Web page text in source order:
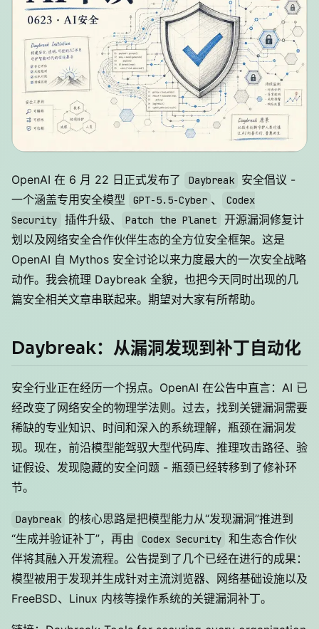
OpenAI 在 6 月 22 日正式发布了 Daybreak
安全倡议 -
一个涵盖专用安全模型
GPT-5.5-Cyber 、
Codex
Security
插件升级、 Patch the Planet
开源漏洞修复计
划以及网络安全合作伙伴生态的全方位安全框架。这是
OpenAI 自 Mythos 安全讨论以来力度最大的一次安全战略
动作。我会梳理 Daybreak 全貌，也把今天同时出现的几
篇安全相关文章串联起来。期望对大家有所帮助。
Daybreak：从漏洞发现到补丁自动化
安全行业正在经历一个拐点。OpenAI 在公告中直言：AI 已
经改变了网络安全的物理学法则。过去，找到关键漏洞需要
稀缺的专业知识、时间和深入的系统理解，瓶颈在漏洞发
现。现在，前沿模型能驾驭大型代码库、推理攻击路径、验
证假设、发现隐藏的安全问题 - 瓶颈已经转移到了修补环
节。
Daybreak
的核心思路是把模型能力从“发现漏洞”推进到
“生成并验证补丁”，再由
Codex Security 和生态合作伙
伴将其融入开发流程。公告提到了几个已经在进行的成果：
模型被用于发现并生成针对主流浏览器、网络基础设施以及
FreeBSD、Linux 内核等操作系统的关键漏洞补丁。